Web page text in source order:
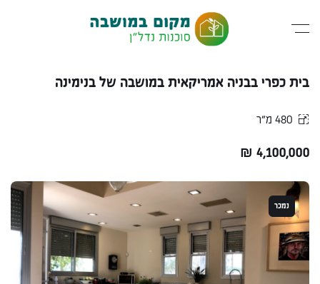
בית כפרי בבניה אמריקאית במושבה של בנימינה
480 מ״ר
4,100,000
₪
נמכר